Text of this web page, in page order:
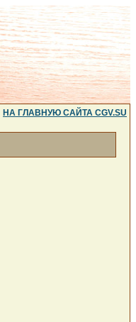
НА ГЛАВНУЮ САЙТА CGV.SU